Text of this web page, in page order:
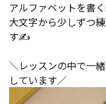
アルファベットを書
大文字から少しずつ
す✍
＼レッスンの中で一
しています／